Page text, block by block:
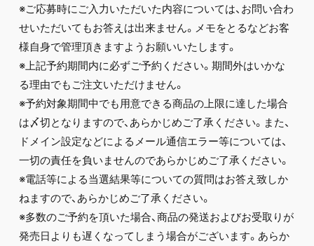
※ご応募時にご入力いただいた内容については、お問い合わ
せいただいてもお答えは出来ません。メモをとるなどお客
様自身で管理頂きますようお願いいたします。
※上記予約期間内に必ずご予約ください。期間外はいかな
る理由でもご注文いただけません。
※予約対象期間中でも用意できる商品の上限に達した場合
は〆切となりますので、あらかじめご了承ください。また、
ドメイン設定などによるメール通信エラー等については、
一切の責任を負いませんのであらかじめご了承ください。
※電話等による当選結果等についての質問はお答え致しか
ねますので、あらかじめご了承ください。
※多数のご予約を頂いた場合、商品の発送およびお受取りが
発売日よりも遅くなってしまう場合がございます。あらか